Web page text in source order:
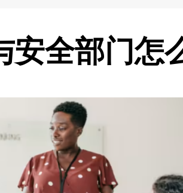
安全部门怎